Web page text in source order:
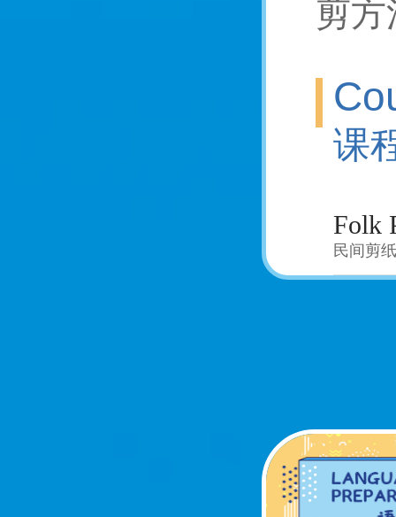
剪
课
Folk
民间剪纸